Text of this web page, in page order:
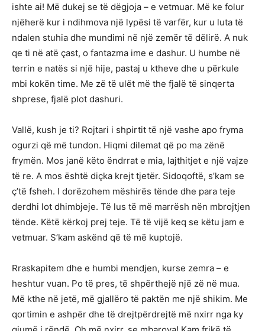
ishte ai! Më dukej se të dëgjoja – e vetmuar. Më ke folur
njëherë kur i ndihmova një lypësi të varfër, kur u luta të
ndalen stuhia dhe mundimi në një zemër të dëlirë. A nuk
qe ti në atë çast, o fantazma ime e dashur. U humbe në
terrin e natës si një hije, pastaj u ktheve dhe u përkule
mbi kokën time. Me zë të ulët më the fjalë të sinqerta
shprese, fjalë plot dashuri.
Vallë, kush je ti? Rojtari i shpirtit të një vashe apo fryma
ogurzi që më tundon. Hiqmi dilemat që po ma zënë
frymën. Mos janë këto ëndrrat e mia, lajthitjet e një vajze
të re. A mos është diçka krejt tjetër. Sidoqoftë, s’kam se
ç’të fsheh. I dorëzohem mëshirës tënde dhe para teje
derdhi lot dhimbjeje. Të lus të më marrësh nën mbrojtjen
tënde. Këtë kërkoj prej teje. Të të vijë keq se këtu jam e
vetmuar. S’kam askënd që të më kuptojë.
Rraskapitem dhe e humbi mendjen, kurse zemra – e
heshtur vuan. Po të pres, të shpërthejë një zë në mua.
Më kthe në jetë, më gjallëro të paktën me një shikim. Me
qortimin e ashpër dhe të drejtpërdrejtë më nxirr nga ky